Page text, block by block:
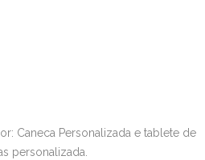
Caneca Personalizada e tablete de
personalizada.